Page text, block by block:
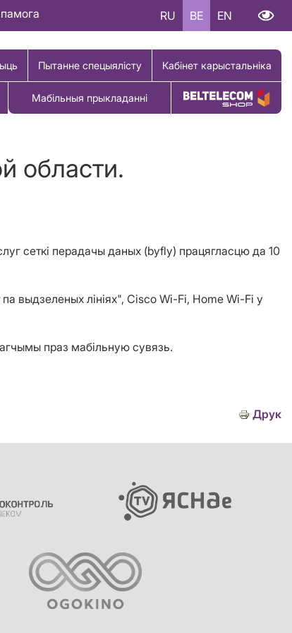
RU BE EN
Пытанне спецыялісту Кабінет карыстальніка
Мабільныя прыкладанні Купіць тавар
области.
сеткі перадачы даных (byfly) працягласцю да 10
выдзеленых лініях", Cisco Wi-Fi, Home Wi-Fi у
праз мабільную сувязь.
Друк